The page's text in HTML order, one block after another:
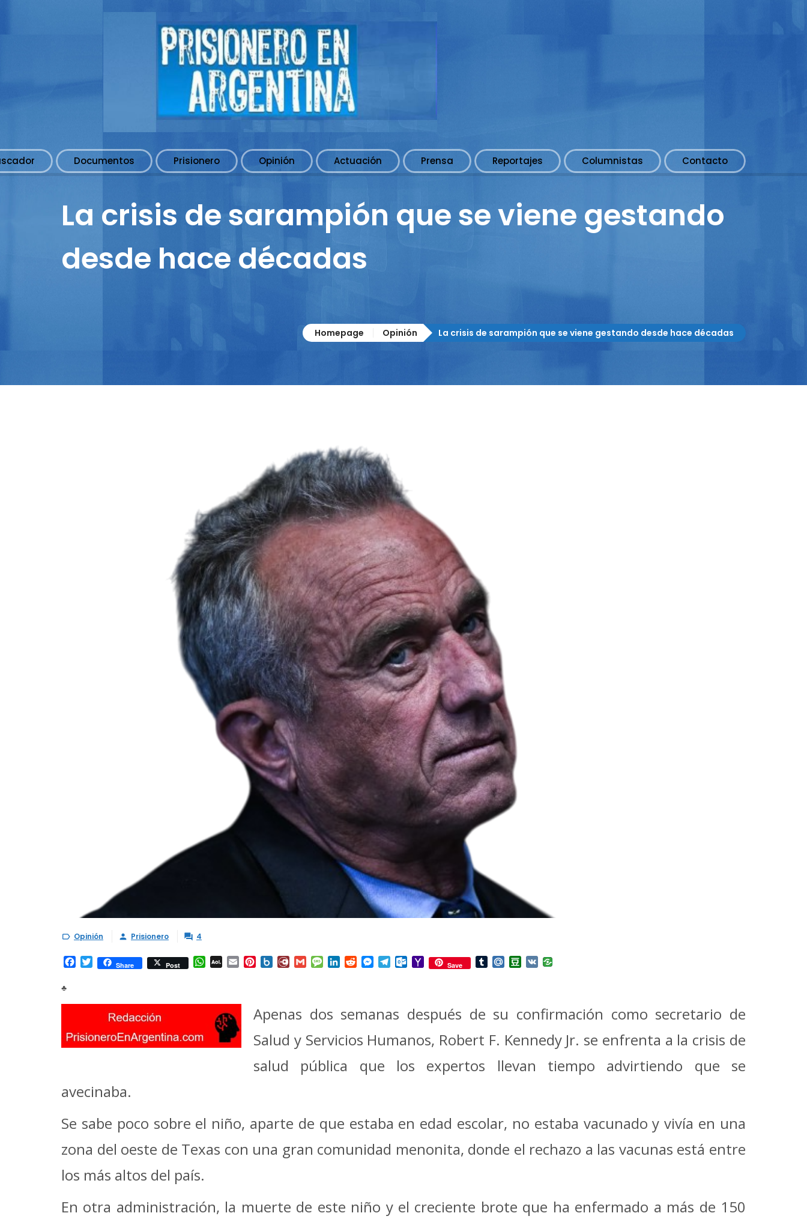
Documentos Prisionero Opinión Actuación Prensa Reportajes Columnistas Contacto
La crisis de sarampión que se viene gestando
desde hace décadas
Homepage Opinión La crisis de sarampión que se viene gestando desde hace décadas
 Opinión  Prisionero  4
Facebook
TwitterShare Post WhatsApp
AOL Email Pinterest
Box.netDiary.RuGmailMessage
LinkedInRedditMessenger
TelegramOutlook.com
YahooSave TumblrMail.RuDouban
VK
♣
Apenas dos semanas después de su confirmación como secretario de
Salud y Servicios Humanos, Robert F. Kennedy Jr. se enfrenta a la crisis de
salud pública que los expertos llevan tiempo advirtiendo que se
avecinaba.
Se sabe poco sobre el niño, aparte de que estaba en edad escolar, no estaba vacunado y vivía en una
zona del oeste de Texas con una gran comunidad menonita, donde el rechazo a las vacunas está entre
los más altos del país.
En otra administración, la muerte de este niño y el creciente brote que ha enfermado a más de 150